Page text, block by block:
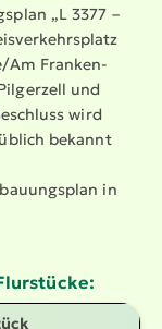
„L 3377 –
Am Franken­
und
wird
bekannt
in